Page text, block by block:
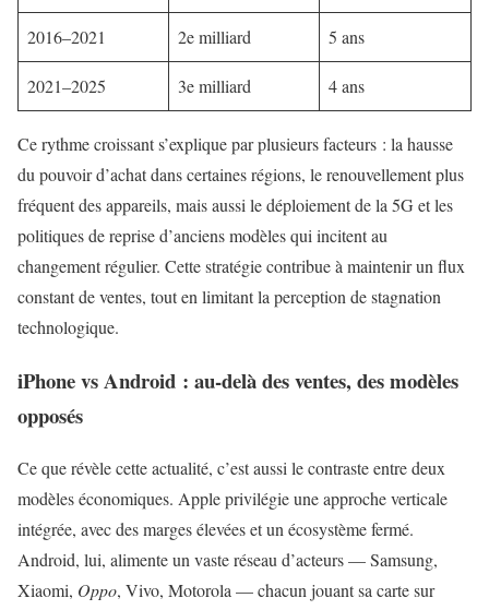
2016–2021 2e milliard 5 ans
2021–2025 3e milliard 4 ans
Ce rythme croissant s’explique par plusieurs facteurs : la hausse
du pouvoir d’achat dans certaines régions, le renouvellement plus
fréquent des appareils, mais aussi le déploiement de la 5G et les
politiques de reprise d’anciens modèles qui incitent au
changement régulier. Cette stratégie contribue à maintenir un flux
constant de ventes, tout en limitant la perception de stagnation
technologique.
iPhone vs Android : au-delà des ventes, des modèles
opposés
Ce que révèle cette actualité, c’est aussi le contraste entre deux
modèles économiques. Apple privilégie une approche verticale
intégrée, avec des marges élevées et un écosystème fermé.
Android, lui, alimente un vaste réseau d’acteurs — Samsung,
Xiaomi, Oppo, Vivo, Motorola — chacun jouant sa carte sur